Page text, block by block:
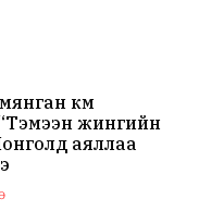
км
жингийн
аяллаа